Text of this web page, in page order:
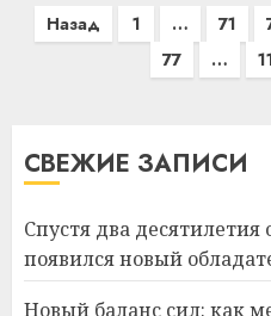
Пагинация
Назад 1 … 71
77
…
СВЕЖИЕ ЗАПИСИ
Спустя два
появился новый
Новый баланс сил: как